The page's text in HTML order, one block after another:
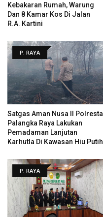
Kebakaran Rumah, Warung
Dan 8 Kamar Kos Di Jalan
R.A. Kartini
P. RAYA
Satgas Aman Nusa II Polresta
Palangka Raya Lakukan
Pemadaman Lanjutan
Karhutla Di Kawasan Hiu Putih
P. RAYA